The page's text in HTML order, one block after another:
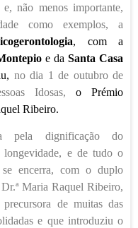
não menos importante,
como exemplos, a
, com a
e da Santa Casa
no dia 1 de outubro de
Idosas, o Prémio
Ribeiro.
pela dignificação do
e de tudo o
encerra, com o duplo
Maria Raquel Ribeiro,
de muitas das
e que introduziu o